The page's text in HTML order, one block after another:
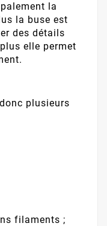
la
la buse est
des détails
elle permet
plusieurs
filaments ;